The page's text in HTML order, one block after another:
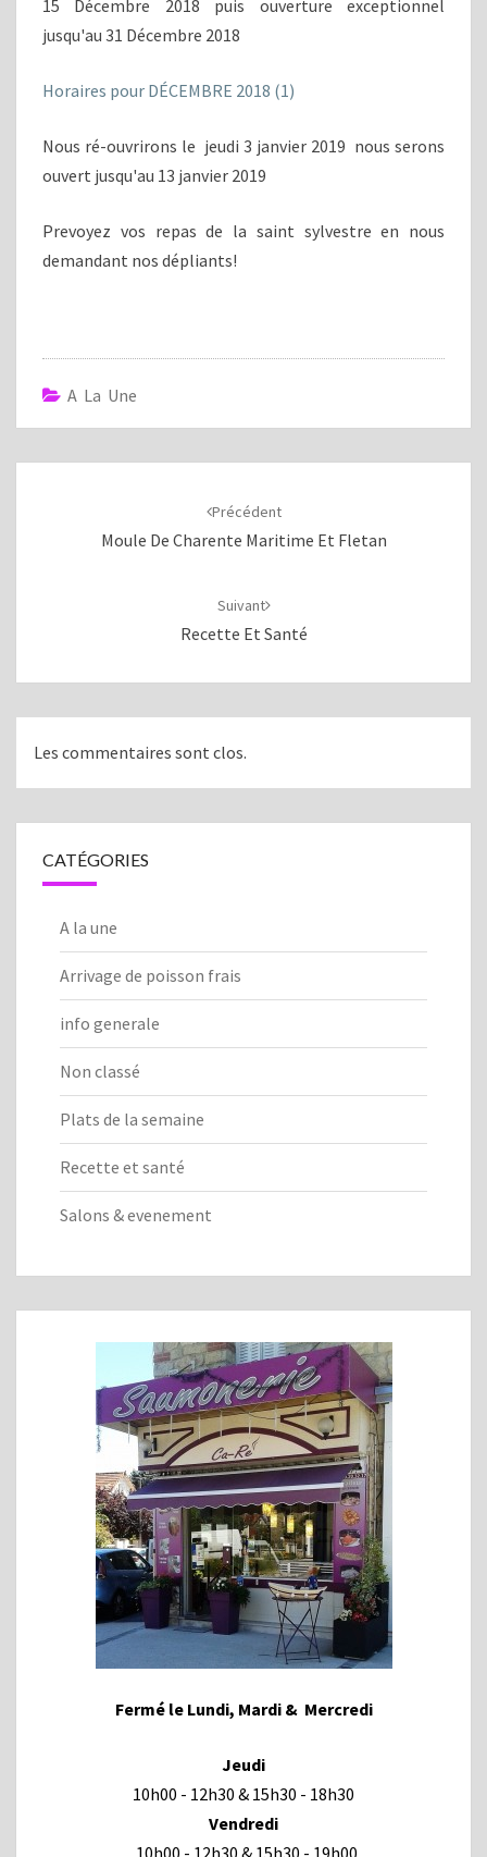
15 Décembre 2018 puis ouverture exceptionnel
jusqu'au 31 Décembre 2018
Horaires pour DÉCEMBRE 2018 (1)
Nous ré-ouvrirons le jeudi 3 janvier 2019 nous serons
ouvert jusqu'au 13 janvier 2019
Prevoyez vos repas de la saint sylvestre en nous
demandant nos dépliants!
A La Une
Précédent
Moule De Charente Maritime Et Fletan
Suivant
Recette Et Santé
Les commentaires sont clos.
CATÉGORIES
A la une
Arrivage de poisson frais
info generale
Non classé
Plats de la semaine
Recette et santé
Salons & evenement
Fermé le Lundi, Mardi & Mercredi
Jeudi
10h00 - 12h30 & 15h30 - 18h30
Vendredi